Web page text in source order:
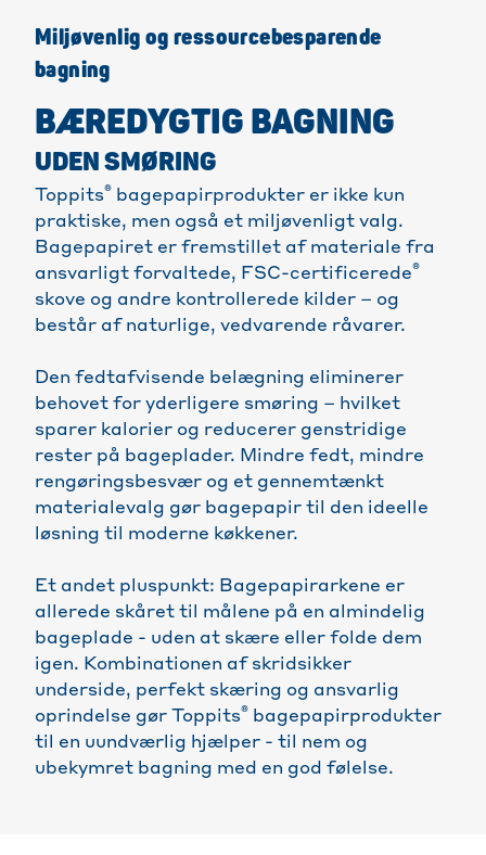
Miljøvenlig og ressourcebesparende
bagning
BÆREDYGTIG BAGNING
UDEN SMØRING
Toppits® bagepapirprodukter er ikke kun
praktiske, men også et miljøvenligt valg.
Bagepapiret er fremstillet af materiale fra
ansvarligt forvaltede, FSC-certificerede®
skove og andre kontrollerede kilder – og
består af naturlige, vedvarende råvarer.
Den fedtafvisende belægning eliminerer
behovet for yderligere smøring – hvilket
sparer kalorier og reducerer genstridige
rester på bageplader. Mindre fedt, mindre
rengøringsbesvær og et gennemtænkt
materialevalg gør bagepapir til den ideelle
løsning til moderne køkkener.
Et andet pluspunkt: Bagepapirarkene er
allerede skåret til målene på en almindelig
bageplade - uden at skære eller folde dem
igen. Kombinationen af skridsikker
underside, perfekt skæring og ansvarlig
oprindelse gør Toppits® bagepapirprodukter
til en uundværlig hjælper - til nem og
ubekymret bagning med en god følelse.